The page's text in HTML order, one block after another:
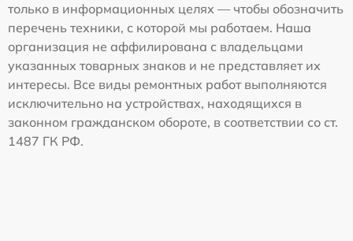
только в информационных целях — чтобы обозначить
перечень техники, с которой мы работаем. Наша
организация не аффилирована с владельцами
указанных товарных знаков и не представляет их
интересы. Все виды ремонтных работ выполняются
исключительно на устройствах, находящихся в
законном гражданском обороте, в соответствии со ст.
1487 ГК РФ.